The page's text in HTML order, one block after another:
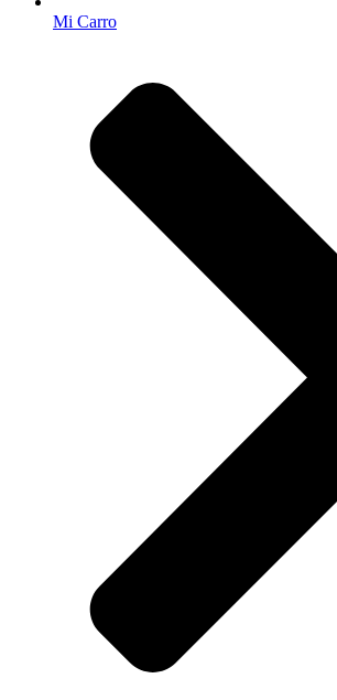
Mi Carro